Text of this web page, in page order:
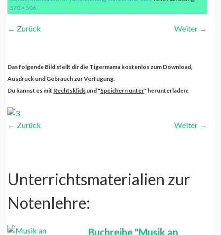
370 × 506
← Zurück Weiter →
Taktbezeichnung 3
Das folgende Bild stellt dir die Tigermama kostenlos zum Download,
Ausdruck und Gebrauch zur Verfügung.
Du kannst es mit Rechtsklick und "Speichern unter" herunterladen:
← Zurück Weiter →
Unterrichtsmaterialien zur
Notenlehre:
Buchreihe "Musik an